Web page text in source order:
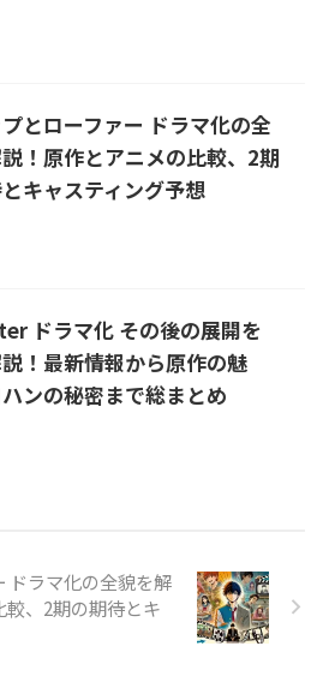
とローファー ドラマ化の全
！原作とアニメの比較、2期
キャスティング予想
ドラマ化 その後の展開を
！最新情報から原作の魅
ンの秘密まで総まとめ
ドラマ化の全貌を解
、2期の期待とキ